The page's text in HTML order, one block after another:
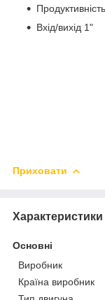
Продуктивність
Вхід/вихід 1"
Приховати
Характеристики
Основні
Виробник
Країна виробник